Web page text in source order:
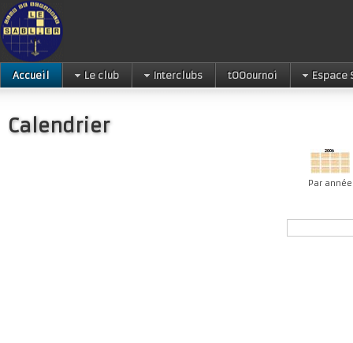
Accueil Le club Interclubs tOOournoi Espace
Calendrier
Par année